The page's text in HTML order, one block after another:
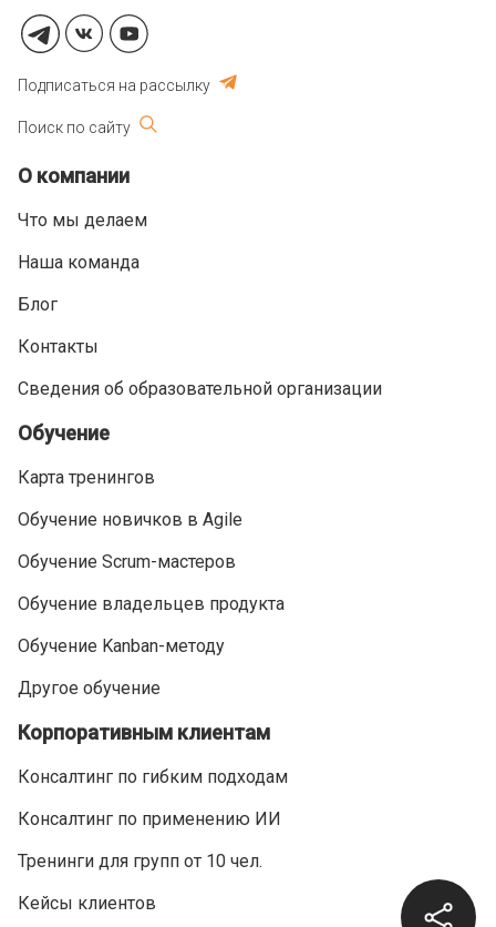
Подписаться на рассылку
Поиск по сайту
О компании
Что мы делаем
Наша команда
Блог
Контакты
Сведения об образовательной организации
Обучение
Карта тренингов
Обучение новичков в Agile
Обучение Scrum-мастеров
Обучение владельцев продукта
Обучение Kanban-методу
Другое обучение
Корпоративным клиентам
Консалтинг по гибким подходам
Консалтинг по применению ИИ
Тренинги для групп от 10 чел.
Кейсы клиентов